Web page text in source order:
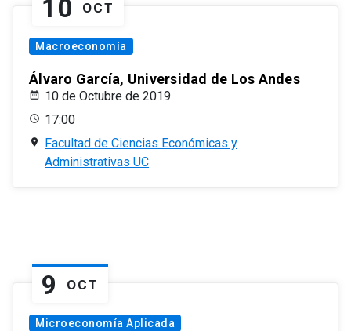
10 OCT
Macroeconomía
Álvaro García, Universidad de Los Andes
10 de Octubre de 2019
17:00
Facultad de Ciencias Económicas y
Administrativas UC
9 OCT
Microeconomía Aplicada